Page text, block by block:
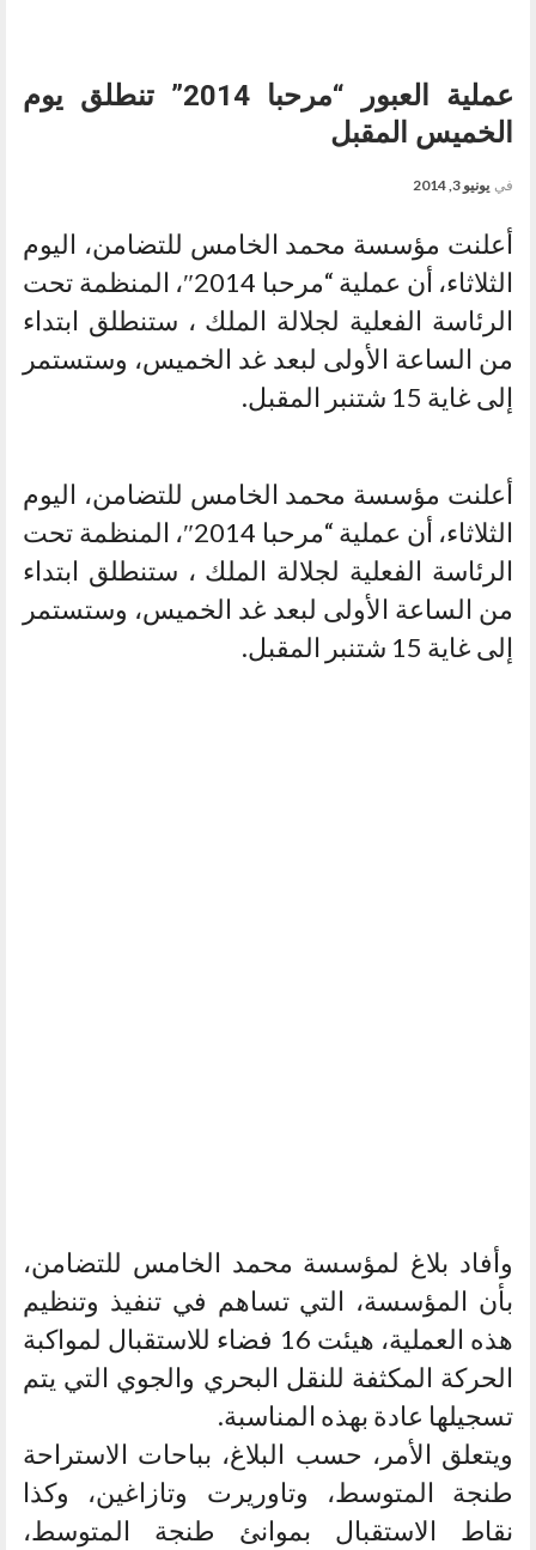
عملية العبور “مرحبا 2014” تنطلق يوم
الخميس المقبل
في يونيو 3, 2014
أعلنت مؤسسة محمد الخامس للتضامن، اليوم
الثلاثاء، أن عملية “مرحبا 2014″، المنظمة تحت
الرئاسة الفعلية لجلالة الملك ، ستنطلق ابتداء
من الساعة الأولى لبعد غد الخميس، وستستمر
إلى غاية 15 شتنبر المقبل.
أعلنت مؤسسة محمد الخامس للتضامن، اليوم
الثلاثاء، أن عملية “مرحبا 2014″، المنظمة تحت
الرئاسة الفعلية لجلالة الملك ، ستنطلق ابتداء
من الساعة الأولى لبعد غد الخميس، وستستمر
إلى غاية 15 شتنبر المقبل.
وأفاد بلاغ لمؤسسة محمد الخامس للتضامن،
بأن المؤسسة، التي تساهم في تنفيذ وتنظيم
هذه العملية، هيئت 16 فضاء للاستقبال لمواكبة
الحركة المكثفة للنقل البحري والجوي التي يتم
تسجيلها عادة بهذه المناسبة.
ويتعلق الأمر، حسب البلاغ، بباحات الاستراحة
طنجة المتوسط، وتاوريرت وتازاغين، وكذا
نقاط الاستقبال بموانئ طنجة المتوسط،